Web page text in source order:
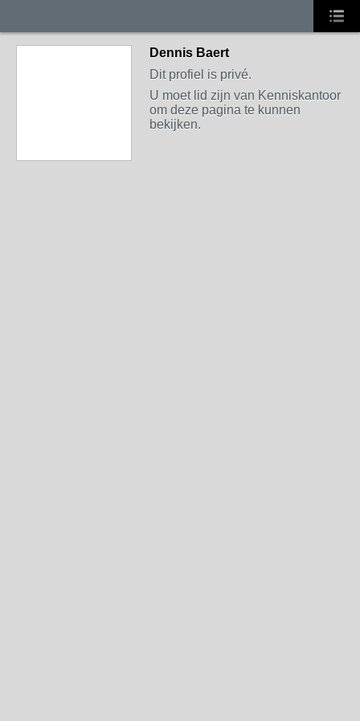
Dennis Baert
Dit profiel is privé.
U moet lid zijn van Kenniskantoor
om deze pagina te kunnen
bekijken.